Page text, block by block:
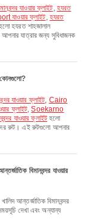
যাওয়ার ফ্লাইট, হযরত
যাওয়ার ফ্লাইট, হযরত
হযরত শাহজালাল
যাত্রার জন্য সুবিধাজনক
কোনগুলো?
যাওয়ার ফ্লাইট, Cairo
ফ্লাইট,Soekarno
যাওয়ার ফ্লাইটহলো
রুট। এই রুটগুলো আপনার
বিমানবন্দর যাওয়ার
দেখা এবং অন্যান্য